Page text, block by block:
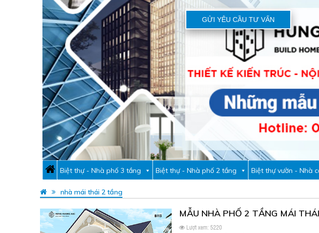
GỬI YÊU CẦU TƯ VẤN
Biệt thự - Nhà phố 3 tầng Biệt thự - Nhà phố 2 tầng Biệt thự vườn - Nhà
nhà mái thái 2 tầng
MẪU NHÀ PHỐ 2 TẦNG MÁI
Lượt xem: 5220